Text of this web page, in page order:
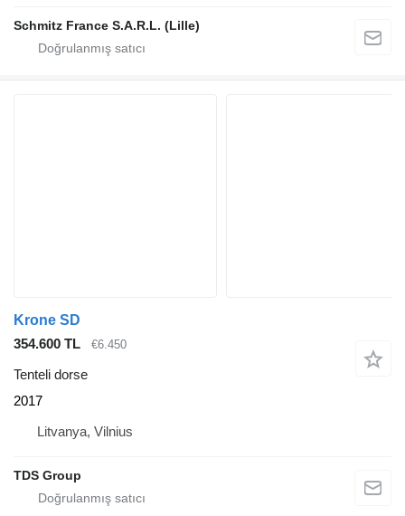
Schmitz France S.A.R.L. (Lille)
Krone SD
354.600 TL
€6.450
Tenteli dorse
2017
Litvanya, Vilnius
TDS Group